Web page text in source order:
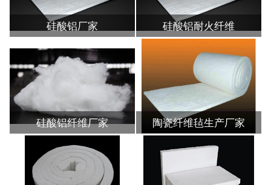
硅酸铝厂家 硅酸铝耐火纤维
硅酸铝纤维厂家 陶瓷纤维毡生产厂家